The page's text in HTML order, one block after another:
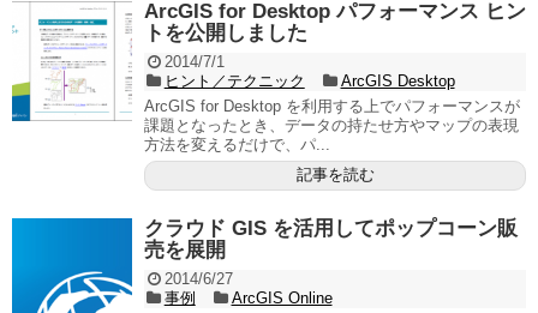
ArcGIS for Desktop パフォーマンス ヒン
トを公開しました
2014/7/1
ヒント／テクニック
ArcGIS Desktop
ArcGIS for Desktop を利用する上でパフォーマンスが
課題となったとき、データの持たせ方やマップの表現
方法を変えるだけで、パ...
記事を読む
クラウド GIS を活用してポップコーン販
売を展開
2014/6/27
事例
ArcGIS Online